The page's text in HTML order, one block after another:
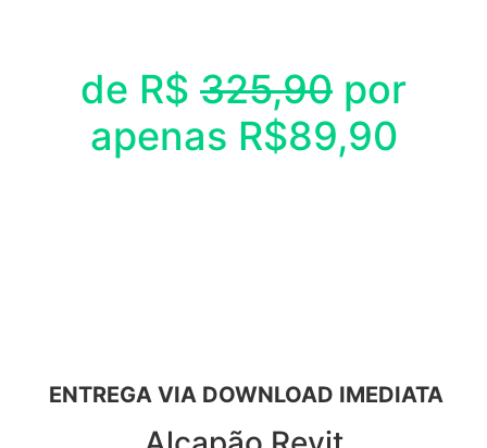
de R$ 325,90 por
apenas R$89,90
ENTREGA VIA DOWNLOAD IMEDIATA